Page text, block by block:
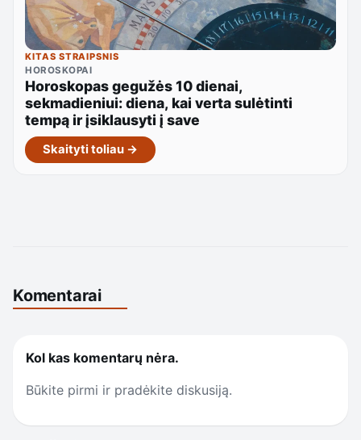
KITAS STRAIPSNIS
HOROSKOPAI
Horoskopas gegužės 10 dienai,
sekmadieniui: diena, kai verta sulėtinti
tempą ir įsiklausyti į save
Skaityti toliau →
Komentarai
Kol kas komentarų nėra.
Būkite pirmi ir pradėkite diskusiją.